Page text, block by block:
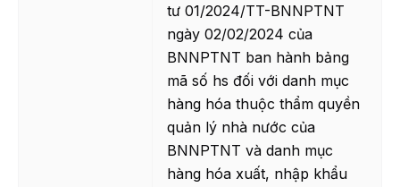
tư 01/2024/TT-BNNPTNT
ngày 02/02/2024 của
BNNPTNT ban hành bảng
mã số hs đối với danh mục
hàng hóa thuộc thẩm quyền
quản lý nhà nước của
BNNPTNT và danh mục
hàng hóa xuất, nhập khẩu